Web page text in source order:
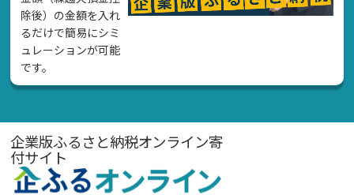
除後）の金額を入れ
るだけで簡易にシミ
ュレーションが可能
です。
企業版ふるさと納税オンライン寄
付サイト